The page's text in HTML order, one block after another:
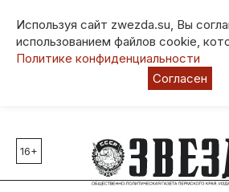
Используя сайт zwezda.su, Вы
использованием файлов cookie,
Политике конфиденциальности
Согласен
Главные темы
80 лет Победы
16+